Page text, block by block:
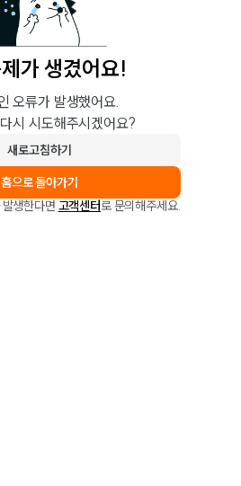
가 생겼어요!
오류가 발생했어요.
시 시도해주시겠어요?
새로고침하기
홈으로 돌아가기
생한다면 고객센터로 문의해주세요.